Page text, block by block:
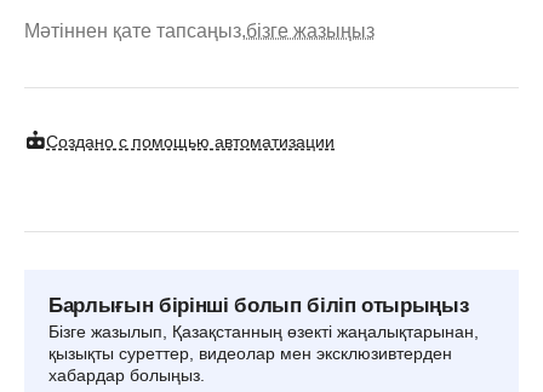
Мәтіннен қате тапсаңыз,бізге жазыңыз
Создано с помощью автоматизации
Барлығын бірінші болып біліп отырыңыз
Бізге жазылып, Қазақстанның өзекті жаңалықтарынан,
қызықты суреттер, видеолар мен эксклюзивтерден
хабардар болыңыз.